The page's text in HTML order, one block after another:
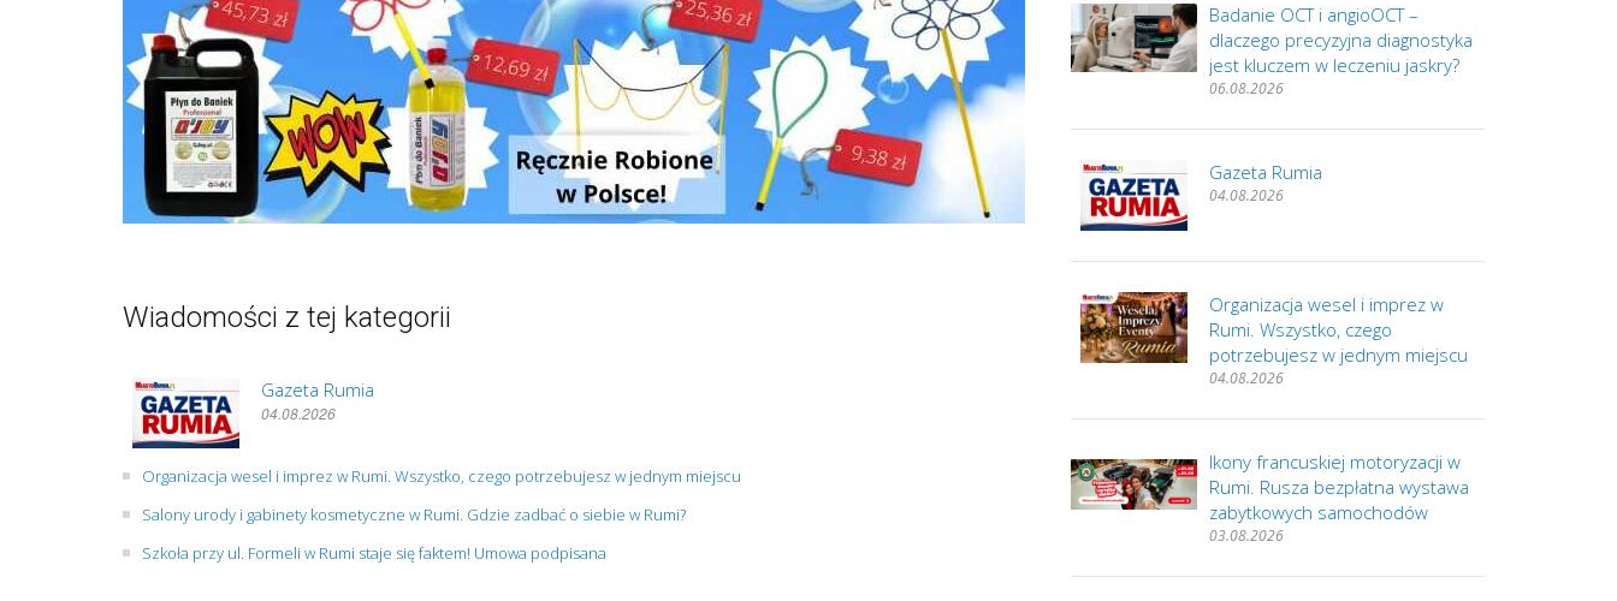
Wiadomości z tej kategorii
Gazeta Rumia
04.08.2026
Organizacja wesel i imprez w Rumi. Wszystko, czego potrzebujesz w jednym miejscu
Salony urody i gabinety kosmetyczne w Rumi. Gdzie zadbać o siebie w Rumi?
Szkoła przy ul. Formeli w Rumi staje się faktem! Umowa podpisana
Badanie OCT i angioOCT –
dlaczego precyzyjna diagnostyka
jest kluczem w leczeniu jaskry?
06.08.2026
Gazeta Rumia
04.08.2026
Organizacja wesel i imprez w
Rumi. Wszystko, czego
potrzebujesz w jednym miejscu
04.08.2026
Ikony francuskiej motoryzacji w
Rumi. Rusza bezpłatna wystawa
zabytkowych samochodów
03.08.2026